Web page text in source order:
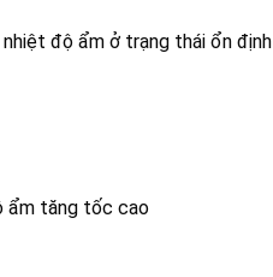
độ ẩm ở trạng thái ổn định
ẩm tăng tốc cao